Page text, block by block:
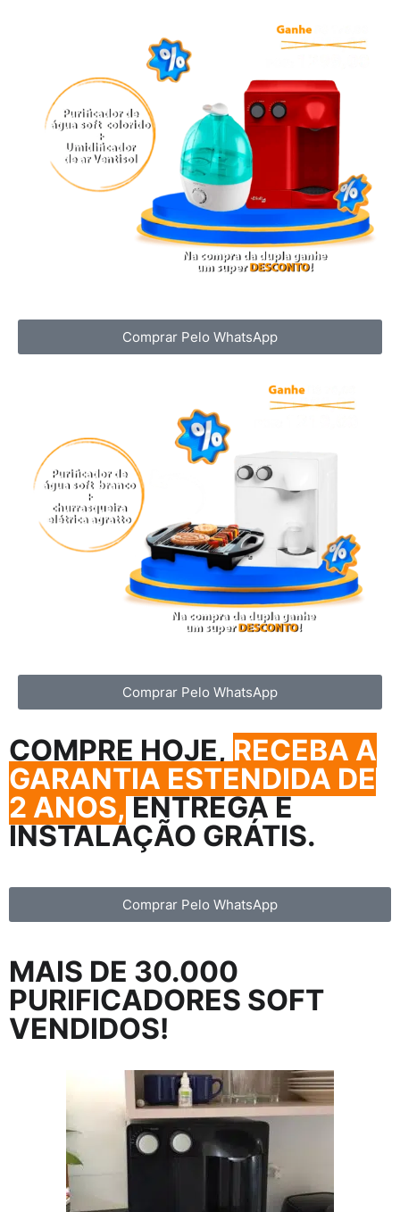
Comprar Pelo WhatsApp
Comprar Pelo WhatsApp
COMPRE HOJE, RECEBA A
GARANTIA ESTENDIDA DE
2 ANOS,ENTREGA E
INSTALAÇÃO GRÁTIS.
Comprar Pelo WhatsApp
MAIS DE 30.000
PURIFICADORES SOFT
VENDIDOS!